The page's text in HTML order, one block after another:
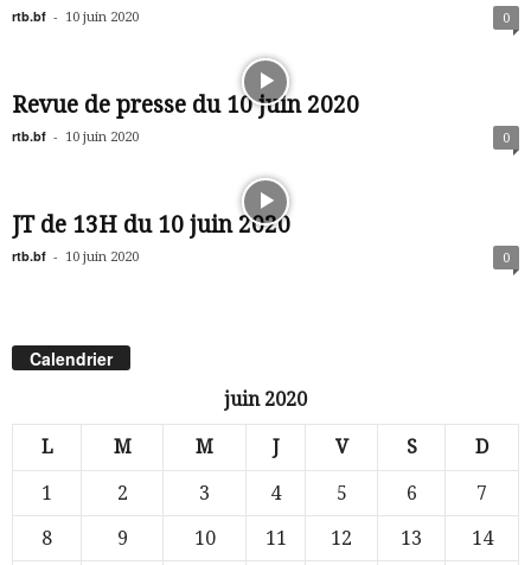
rtb.bf - 10 juin 2020 0
Revue de presse du 10 juin 2020
rtb.bf - 10 juin 2020 0
JT de 13H du 10 juin 2020
rtb.bf - 10 juin 2020 0
Calendrier
juin 2020
L M M J V S D
1 2 3 4 5 6
7
8
9 10 11 12 13
14